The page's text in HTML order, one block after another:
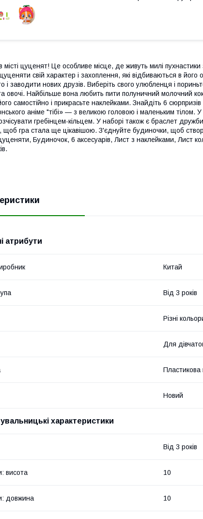
місті цуценят! Це особливе місце, де живуть милі
свій характер і захоплення, які відбиваються в
і заводити нових друзів. Виберіть свого улюбленця і
овочі. Найбільше вона любить пити полуничний молочний
самостійно і прикрасьте наклейками. Знайдіть 6
аніме "тібі» — з великою головою і маленьким тілом.
гребінцем-кільцем. У наборі також є браслет
щоб гра стала ще цікавішою. З'єднуйте будиночки, щоб
Будиночок, 6 аксесуарів, Лист з наклейками, Лист
атрибути
Китай
Від 3 років
Різні
Для
Пластикова
Новий
характеристики
Від 3 років
висота 10
довжина 10